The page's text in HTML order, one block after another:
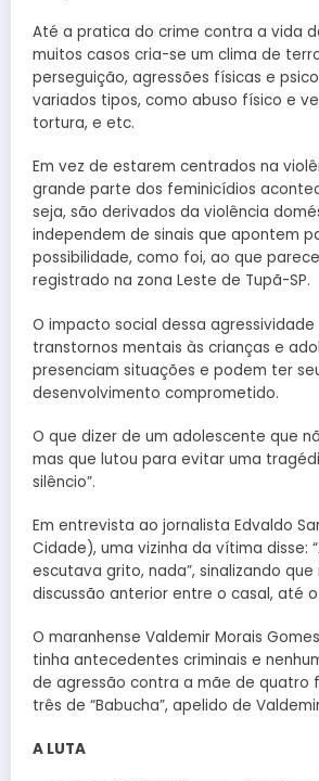
Até a pratica do crime contra a vida
muitos casos cria-se um clima de
perseguição, agressões físicas e
variados tipos, como abuso físico e
tortura, e etc.
Em vez de estarem centrados na
grande parte dos feminicídios
seja, são derivados da violência
independem de sinais que apontem
possibilidade, como foi, ao que
registrado na zona Leste de Tupã-SP.
O impacto social dessa agressividade
transtornos mentais às crianças e
presenciam situações e podem ter
desenvolvimento comprometido.
O que dizer de um adolescente que
mas que lutou para evitar uma
silêncio”.
Em entrevista ao jornalista Edvaldo
Cidade), uma vizinha da vítima disse:
escutava grito, nada”, sinalizando que
discussão anterior entre o casal, até
O maranhense Valdemir Morais
tinha antecedentes criminais e
de agressão contra a mãe de quatro
três de “Babucha”, apelido de
A LUTA